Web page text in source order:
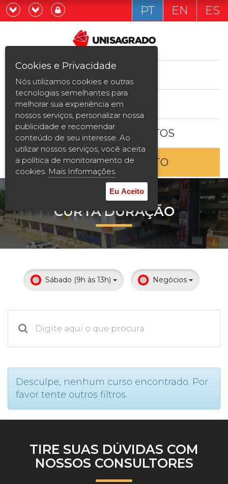
Graduação
Pós-graduação e MBA
Curta Duração
Vestibular
2ª Graduação
Transferência
Reingresso
Prouni
Desconto de pontualidade
Calendário acadêmico
Internacionalização
UATI
Já sou estudande
Quero ser estudante
PT EN ES
ESTUDE AQUI
BOLSAS E DESCONTOS
ENTRE EM CONTATO
CURTA DURAÇÃO
Sábado (9h às 13h) Negócios
Desculpe, nenhum curso encontrado. Por
favor tente outros filtros.
TIRE SUAS DÚVIDAS COM
NOSSOS CONSULTORES
Cookies e Privacidade
Nós utilizamos cookies e outras
tecnologias semelhantes para
melhorar sua experiência em
nossos serviços, personalizar nossa
publicidade e recomendar
conteúdo de seu interesse. Ao
utilizar nossos serviços, você aceita
a política de monitoramento de
cookies. Mais Informações
Eu Aceito